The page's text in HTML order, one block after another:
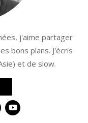
j'aime partager
bons plans. J'écris
et de slow.